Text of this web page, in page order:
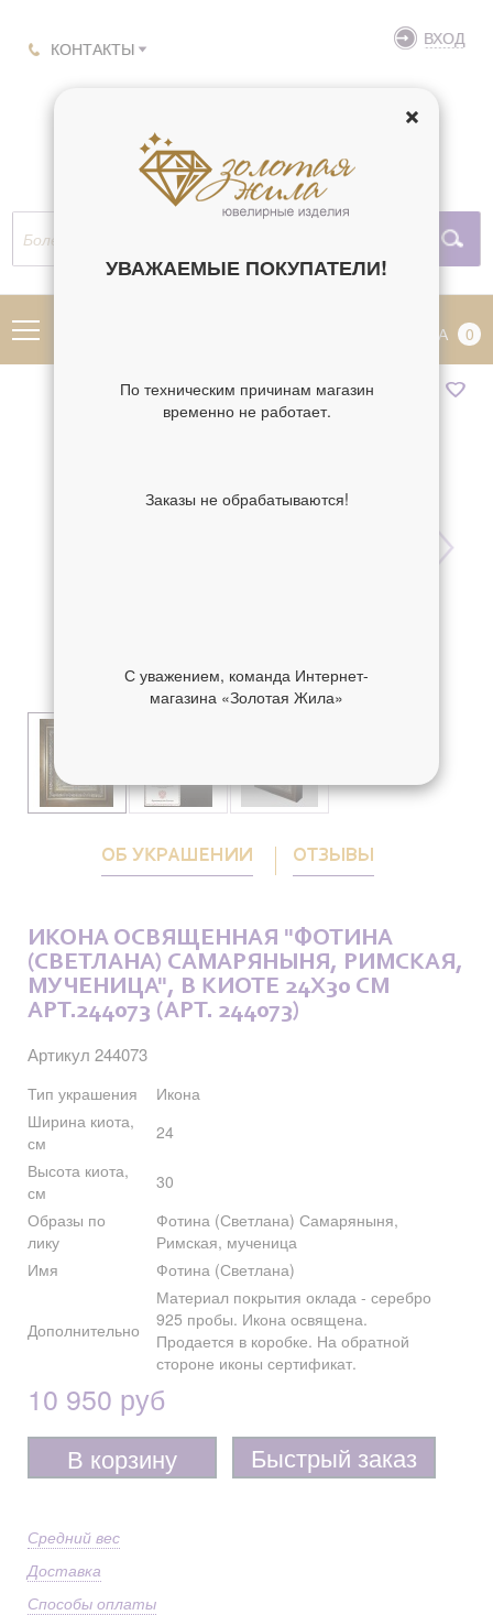
КОНТАКТЫ ВХОД
КОРЗИНА 0
ОБ УКРАШЕНИИ ОТЗЫВЫ
ИКОНА ОСВЯЩЕННАЯ "ФОТИНА
(СВЕТЛАНА) САМАРЯНЫНЯ, РИМСКАЯ,
МУЧЕНИЦА", В КИОТЕ 24X30 СМ
АРТ.244073 (АРТ. 244073)
Артикул 244073
Тип украшения
Икона
Ширина киота,
см
24
Высота киота,
см
30
Образы по
лику
Фотина (Светлана) Самаряныня,
Римская, мученица
Имя
Фотина (Светлана)
Дополнительно
Материал покрытия оклада - серебро
925 пробы. Икона освящена.
Продается в коробке. На обратной
стороне иконы сертификат.
10 950 руб
В корзину Быстрый заказ
Средний вес
Доставка
Способы оплаты
УВАЖАЕМЫЕ ПОКУПАТЕЛИ!
По техническим причинам магазин
временно не работает.
Заказы не обрабатываются!
С уважением, команда Интернет-
магазина «Золотая Жила»